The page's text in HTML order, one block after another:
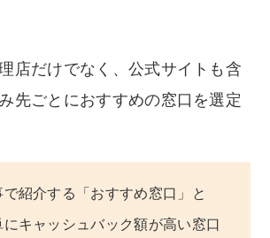
店だけでなく、公式サイトも含
先ごとにおすすめの窓口を選定
で紹介する「おすすめ窓口」と
にキャッシュバック額が高い窓口